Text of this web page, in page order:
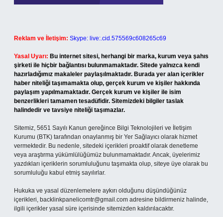
Reklam ve İletişim: Skype: live:.cid.575569c608265c69
Yasal Uyarı: Bu internet sitesi, herhangi bir marka, kurum veya şahıs
şirketi ile hiçbir bağlantısı bulunmamaktadır. Sitede yalnızca kendi
hazırladığımız makaleler paylaşılmaktadır. Burada yer alan içerikler
haber niteliği taşımamakta olup, gerçek kurum ve kişiler hakkında
paylaşım yapılmamaktadır. Gerçek kurum ve kişiler ile isim
benzerlikleri tamamen tesadüfidir. Sitemizdeki bilgiler taslak
halindedir ve tavsiye niteliği taşımazlar.
Sitemiz, 5651 Sayılı Kanun gereğince Bilgi Teknolojileri ve İletişim
Kurumu (BTK) tarafından onaylanmış bir Yer Sağlayıcı olarak hizmet
vermektedir. Bu nedenle, sitedeki içerikleri proaktif olarak denetleme
veya araştırma yükümlülüğümüz bulunmamaktadır. Ancak, üyelerimiz
yazdıkları içeriklerin sorumluluğunu taşımakta olup, siteye üye olarak bu
sorumluluğu kabul etmiş sayılırlar.
Hukuka ve yasal düzenlemelere aykırı olduğunu düşündüğünüz
içerikleri, backlinkpanelicomtr@gmail.com adresine bildirmeniz halinde,
ilgili içerikler yasal süre içerisinde sitemizden kaldırılacaktır.